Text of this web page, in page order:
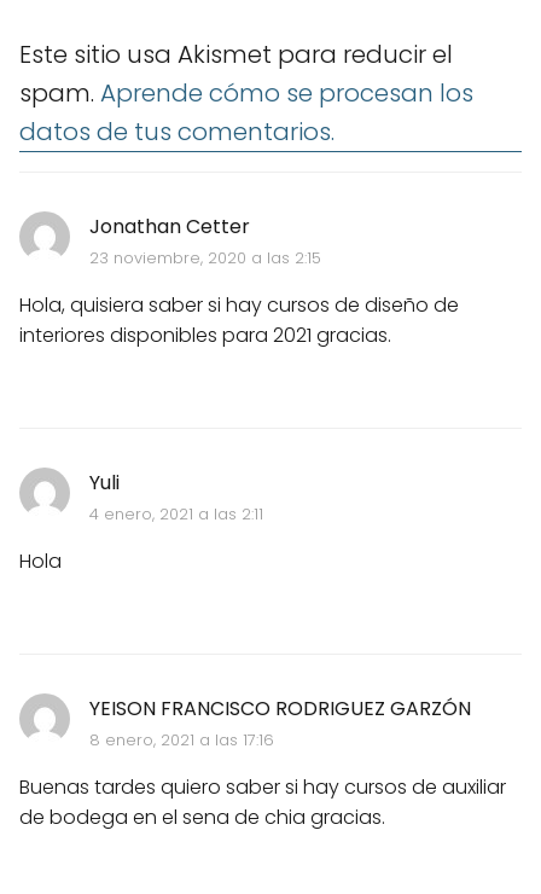
Jonathan Cetter
23 noviembre, 2020 a las 2:15
Hola, quisiera saber si hay cursos de diseño de
interiores disponibles para 2021 gracias.
Yuli
4 enero, 2021 a las 2:11
Hola
YEISON FRANCISCO RODRIGUEZ GARZÓN
8 enero, 2021 a las 17:16
Buenas tardes quiero saber si hay cursos de auxiliar
de bodega en el sena de chia gracias.
Este sitio usa Akismet para reducir el
spam. Aprende cómo se procesan los
datos de tus comentarios.